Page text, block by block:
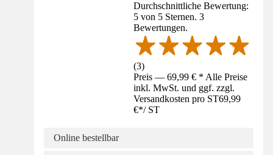
Durchschnittliche Bewertung:
5 von 5 Sternen. 3
Bewertungen.
(3)
Preis — 69,99 € * Alle Preise
inkl. MwSt. und ggf. zzgl.
Versandkosten pro ST69,99
€*/ ST
Online bestellbar